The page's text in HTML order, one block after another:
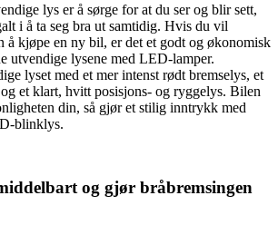
lys er å sørge for at du ser og blir sett,
i å ta seg bra ut samtidig. Hvis du vil
å kjøpe en ny bil, er det et godt og økonomisk
utvendige lysene med LED-lamper.
lyset med et mer intenst rødt bremselys, et
et klart, hvitt posisjons- og ryggelys. Bilen
din, så gjør et stilig inntrykk med
blinklys.
og gjør bråbremsingen